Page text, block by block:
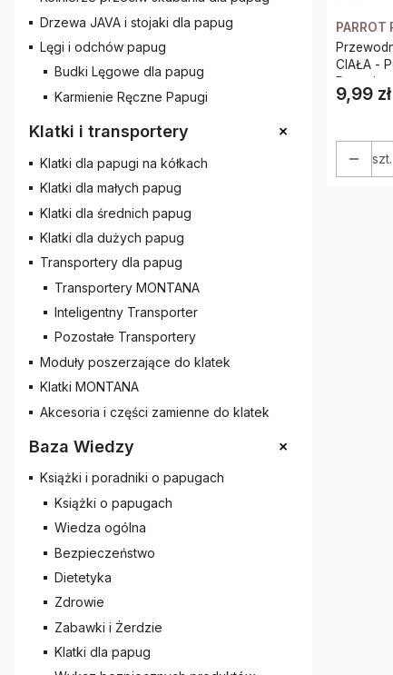
Drzewa JAVA i stojaki dla papug
Lęgi i odchów papug
Budki Lęgowe dla papug
Karmienie Ręczne Papugi
Klatki i transportery +
Klatki dla papugi na kółkach
Klatki dla małych papug
Klatki dla średnich papug
Klatki dla dużych papug
Transportery dla papug
Transportery MONTANA
Inteligentny Transporter
Pozostałe Transportery
Moduły poszerzające do klatek
Klatki MONTANA
Akcesoria i części zamienne do klatek
Baza Wiedzy +
Książki i poradniki o papugach
Książki o papugach
Wiedza ogólna
Bezpieczeństwo
Dietetyka
Zdrowie
Zabawki i Żerdzie
Klatki dla papug
PARROT
CIAŁA -
Cena
9,99 zł
szt.